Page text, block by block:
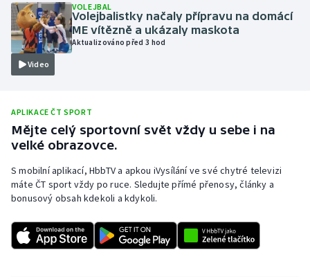
Parasport
Plavání
Ragby
Rychlobruslení
Rychlostní kanoistika
Sportovní střelba
Video
VOLEJBAL
Volejbalistky načaly přípravu na domácí
ME vítězně a ukázaly maskota
Aktualizováno před 3 hod
APLIKACE ČT SPORT
Mějte celý sportovní svět vždy u sebe i na
velké obrazovce.
S mobilní aplikací, HbbTV a apkou iVysílání ve své chytré televizi
máte ČT sport vždy po ruce. Sledujte přímé přenosy, články a
bonusový obsah kdekoli a kdykoli.